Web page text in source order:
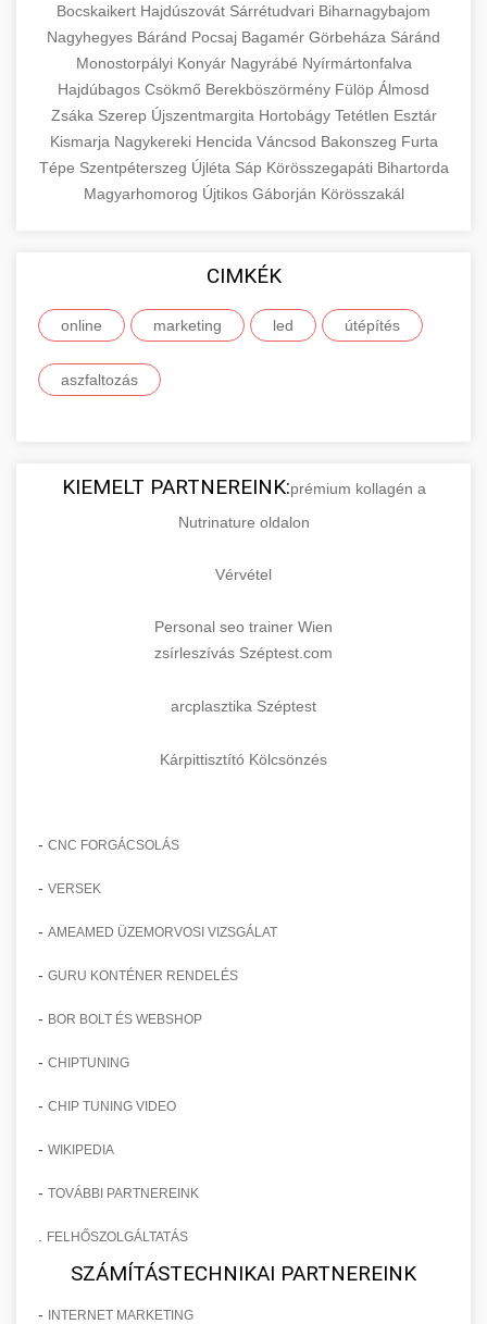
Bocskaikert Hajdúszovát Sárrétudvari Biharnagybajom
Nagyhegyes Báránd Pocsaj Bagamér Görbeháza Sáránd
Monostorpályi Konyár Nagyrábé Nyírmártonfalva
Hajdúbagos Csökmő Berekböszörmény Fülöp Álmosd
Zsáka Szerep Újszentmargita Hortobágy Tetétlen Esztár
Kismarja Nagykereki Hencida Váncsod Bakonszeg Furta
Tépe Szentpéterszeg Újléta Sáp Körösszegapáti Bihartorda
Magyarhomorog Újtikos Gáborján Körösszakál
CIMKÉK
online marketing led útépítés
aszfaltozás
KIEMELT PARTNEREINK:prémium kollagén a
Nutrinature oldalon
Vérvétel
Personal seo trainer Wien
zsírleszívás Széptest.com
arcplasztika Széptest
Kárpittisztító Kölcsönzés
- CNC FORGÁCSOLÁS
- VERSEK
- AMEAMED ÜZEMORVOSI VIZSGÁLAT
- GURU KONTÉNER RENDELÉS
- BOR BOLT ÉS WEBSHOP
- CHIPTUNING
- CHIP TUNING VIDEO
- WIKIPEDIA
- TOVÁBBI PARTNEREINK
FELHŐSZOLGÁLTATÁS
SZÁMÍTÁSTECHNIKAI PARTNEREINK
- INTERNET MARKETING